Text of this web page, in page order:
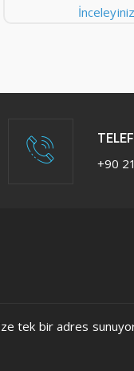
İnceleyiniz
+90
tek bir adres